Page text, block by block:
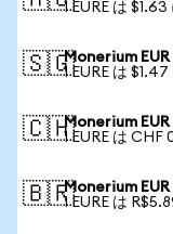
1 EURE は $1.63
🇸🇬Monerium
1 EURE は $1.47
🇨🇭Monerium
1 EURE は
🇧🇷Monerium
1 EURE は